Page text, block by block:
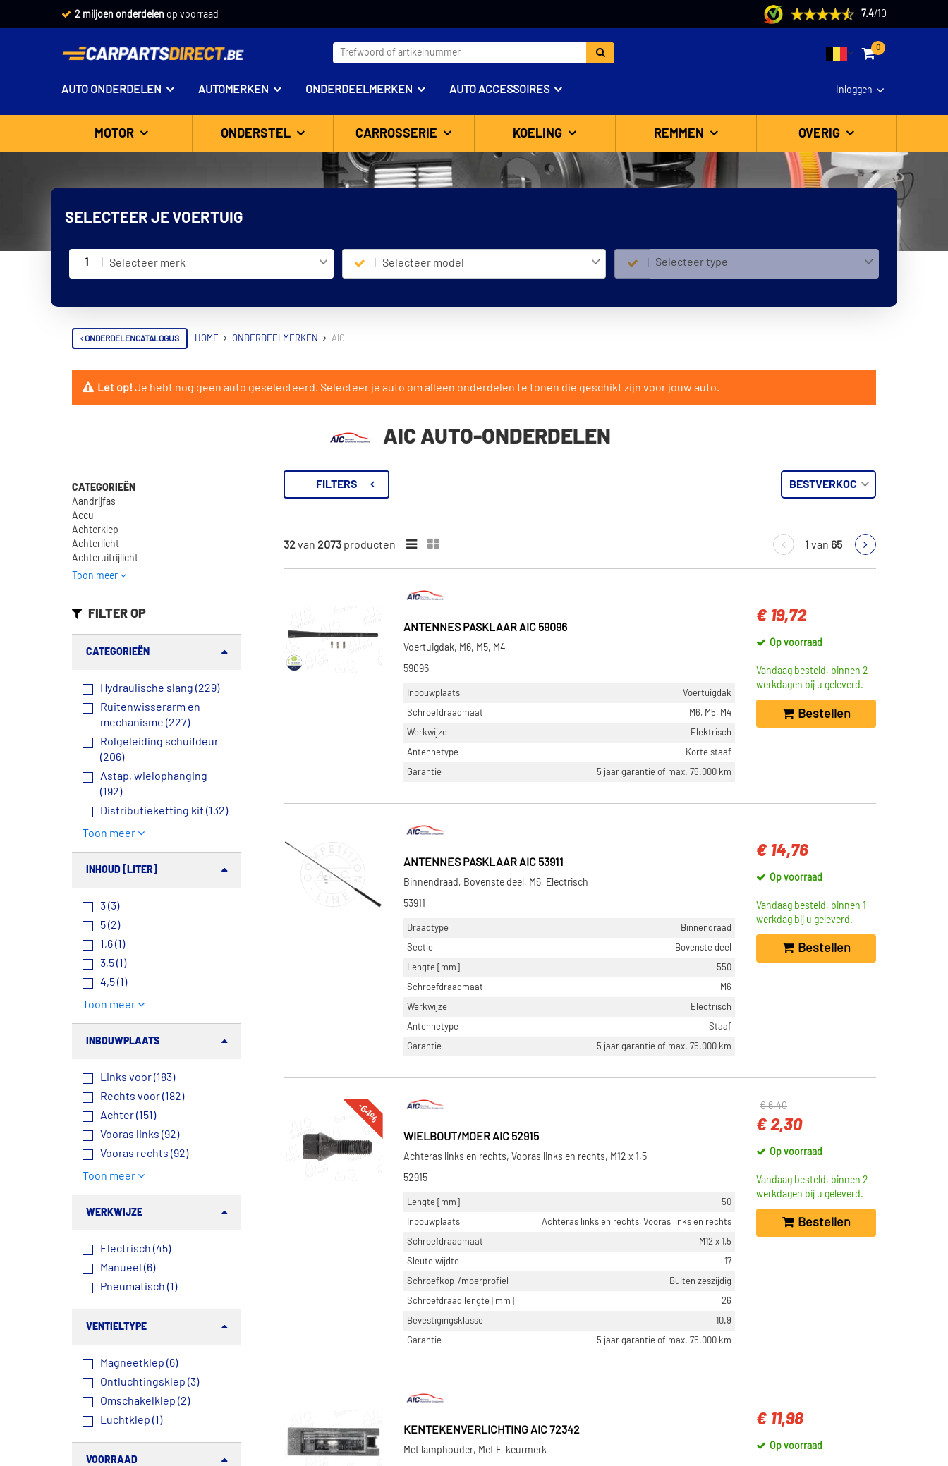
2 miljoen onderdelen op voorraad 7.4/ 10
0
Inloggen
AUTO ONDERDELEN AUTOMERKEN ONDERDEELMERKEN AUTO ACCESSOIRES
MOTOR ONDERSTEL CARROSSERIE KOELING REMMEN OVERIG
SELECTEER JE VOERTUIG
1 Selecteer merk Selecteer model Selecteer type
ONDERDELENCATALOGUS HOME ONDERDEELMERKEN AIC
Let op!Je hebt nog geen auto geselecteerd. Selecteer je auto om alleen onderdelen te tonen die geschikt zijn voor jouw auto.
AIC AUTO-ONDERDELEN
CATEGORIEËN
Aandrijfas
Accu
Achterklep
Achterlicht
Achteruitrijlicht
Toon meer
FILTER OP
CATEGORIEËN
Hydraulische slang (229)
Ruitenwisserarm en
mechanisme (227)
Rolgeleiding schuifdeur
(206)
Astap, wielophanging
(192)
Distributieketting kit (132)
Toon meer
INHOUD [LITER]
3 (3)
5 (2)
1,6 (1)
3,5 (1)
4,5 (1)
Toon meer
INBOUWPLAATS
Links voor (183)
Rechts voor (182)
Achter (151)
Vooras links (92)
Vooras rechts (92)
Toon meer
WERKWIJZE
Electrisch (45)
Manueel (6)
Pneumatisch (1)
VENTIELTYPE
Magneetklep (6)
Ontluchtingsklep (3)
Omschakelklep (2)
Luchtklep (1)
VOORRAAD
FILTERS
32van 2073 producten 1 van 65
ANTENNES PASKLAAR AIC 59096
Voertuigdak, M6, M5, M4
59096
Inbouwplaats
Voertuigdak
Schroefdraadmaat
M6, M5, M4
Werkwijze
Elektrisch
Antennetype
Korte staaf
Garantie
5 jaar garantie of max. 75.000 km
€ 19,72
Op voorraad
Vandaag besteld, binnen 2
werkdagen bij u geleverd.
Bestellen
ANTENNES PASKLAAR AIC 53911
Binnendraad, Bovenste deel, M6, Electrisch
53911
Draadtype
Binnendraad
Sectie
Bovenste deel
Lengte [mm]
550
Schroefdraadmaat
M6
Werkwijze
Electrisch
Antennetype
Staaf
Garantie
5 jaar garantie of max. 75.000 km
€ 14,76
Op voorraad
Vandaag besteld, binnen 1
werkdag bij u geleverd.
Bestellen
-64%
WIELBOUT/MOER AIC 52915
Achteras links en rechts, Vooras links en rechts, M12 x 1,5
52915
Lengte [mm]
50
Inbouwplaats
Achteras links en rechts, Vooras links en rechts
Schroefdraadmaat
M12 x 1,5
Sleutelwijdte
17
Schroefkop-/moerprofiel
Buiten zeszijdig
Schroefdraad lengte [mm]
26
Bevestigingsklasse
10.9
Garantie
5 jaar garantie of max. 75.000 km
€ 6,40
€ 2,30
Op voorraad
Vandaag besteld, binnen 2
werkdagen bij u geleverd.
Bestellen
KENTEKENVERLICHTING AIC 72342
Met lamphouder, Met E-keurmerk
€ 11,98
Op voorraad